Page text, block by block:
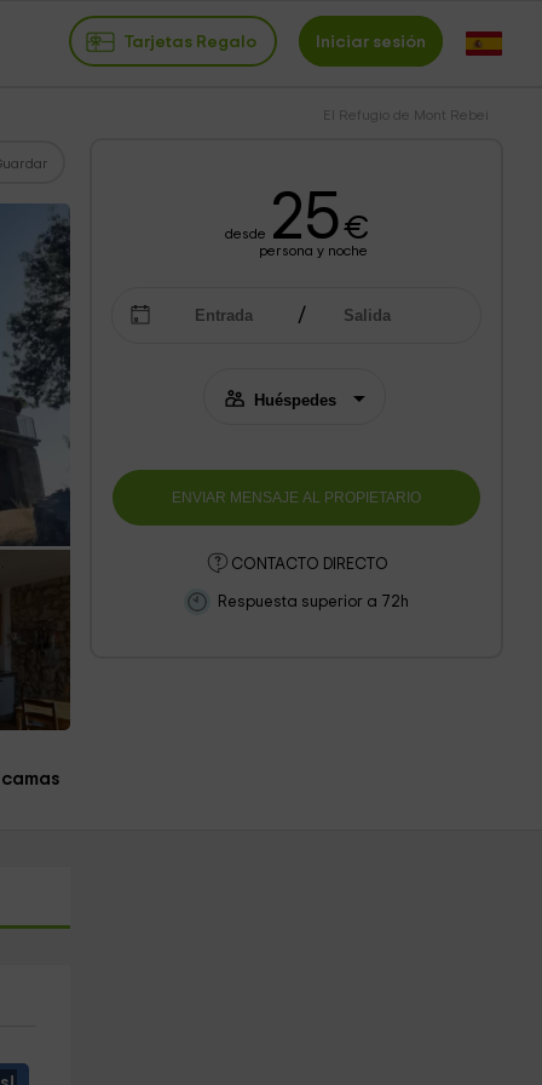
Tarjetas Regalo Iniciar sesión
El Refugio de Mont Rebei
desde 25€
persona y noche
CONTACTO DIRECTO
Respuesta superior a 72h